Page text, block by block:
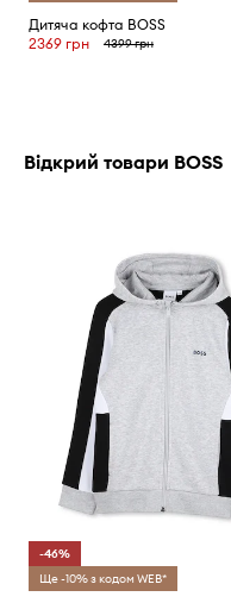
Дитяча кофта BOSS
2369 грн
4399 грн
Відкрий товари BOSS
-46%
Ще -10% з кодом WEB*